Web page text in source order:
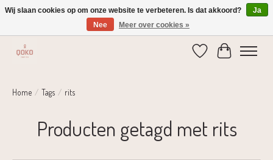
Verzending 1-2 dagen | Gratis verzending vanaf € 75,-
Verlanglijst
Home / Tags / rits
Producten getagd met rits
Wij slaan cookies op om onze website te verbeteren. Is dat akkoord?
Ja
Nee
Meer over cookies »